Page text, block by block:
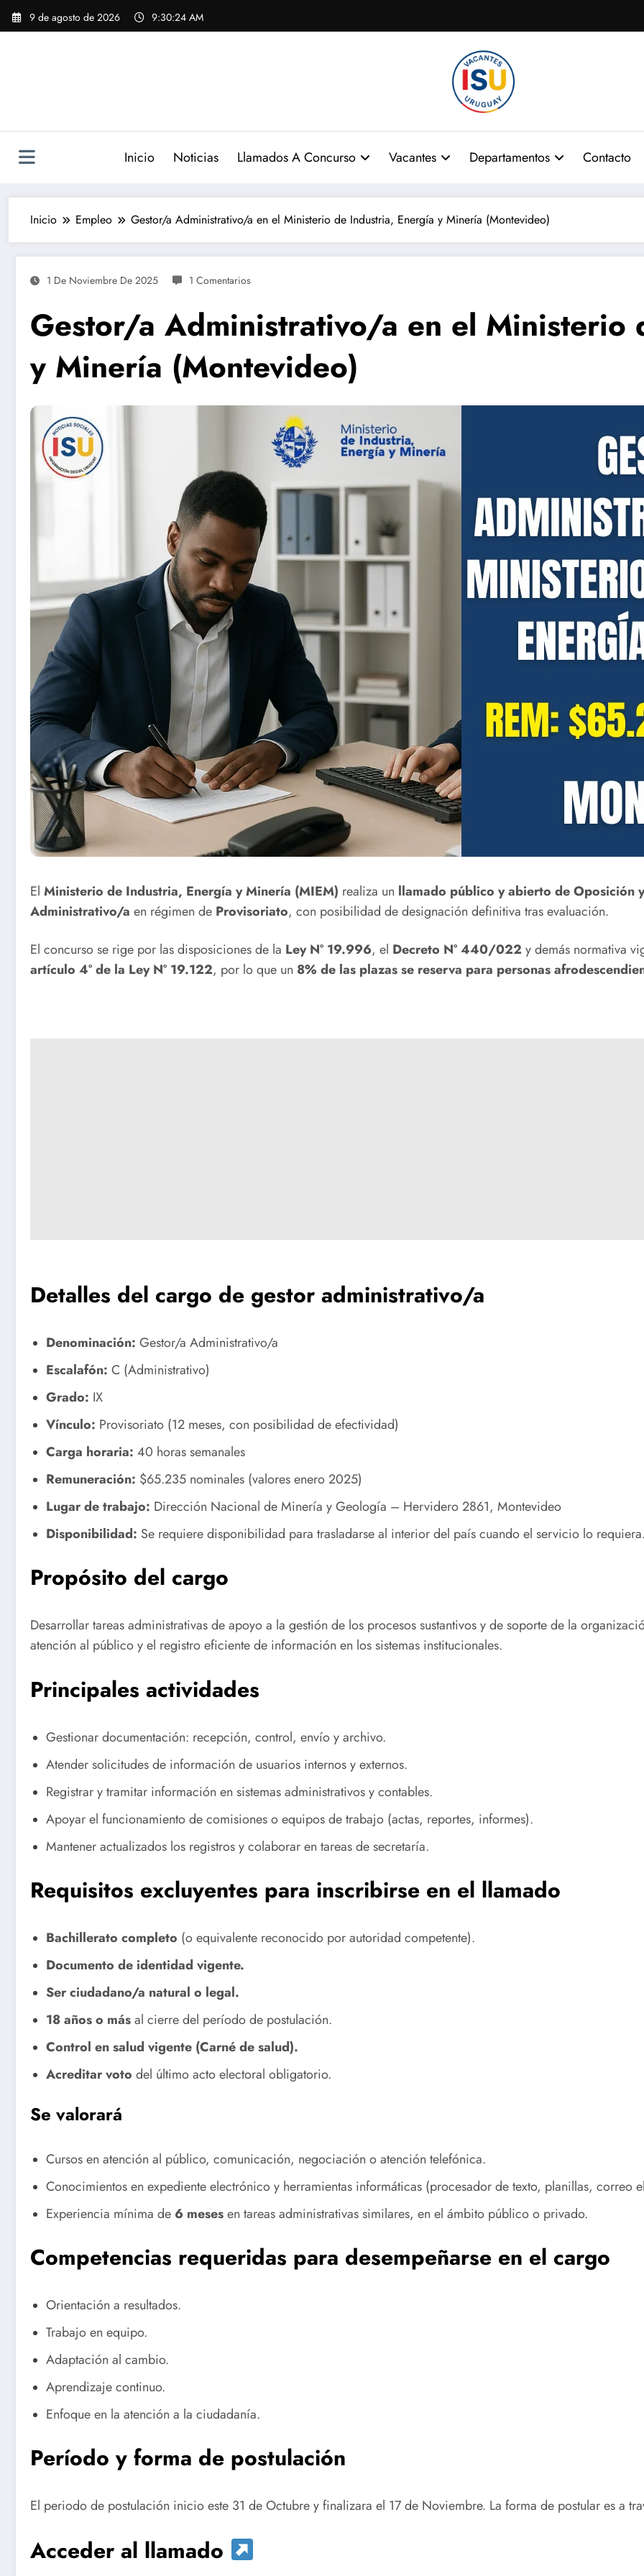
Saltar
9 de agosto de 2026 9:30:25 AM
Inicio Noticias Llamados A Concurso Vacantes Departamentos Contacto
Inicio Empleo Gestor/a Administrativo/a en el Ministerio de Industria, Energía y Minería (Montevideo)
1 De Noviembre De 2025 1 Comentarios
Gestor/a Administrativo/a en el Ministerio
y Minería (Montevideo)
El Ministerio de Industria, Energía y Minería (MIEM) realiza un llamado público y abierto de Oposición
Administrativo/a en régimen de Provisoriato, con posibilidad de designación definitiva tras evaluación.
El concurso se rige por las disposiciones de la Ley N° 19.996, el Decreto N° 440/022 y demás normativa
artículo 4° de la Ley N° 19.122, por lo que un 8% de las plazas se reserva para personas
Detalles del cargo de gestor administrativo/a
Denominación: Gestor/a Administrativo/a
Escalafón: C (Administrativo)
Grado: IX
Vínculo: Provisoriato (12 meses, con posibilidad de efectividad)
Carga horaria: 40 horas semanales
Remuneración: $65.235 nominales (valores enero 2025)
Lugar de trabajo: Dirección Nacional de Minería y Geología – Hervidero 2861, Montevideo
Disponibilidad: Se requiere disponibilidad para trasladarse al interior del país cuando el servicio lo
Propósito del cargo
Desarrollar tareas administrativas de apoyo a la gestión de los procesos sustantivos y de soporte de la
atención al público y el registro eficiente de información en los sistemas institucionales.
Principales actividades
Gestionar documentación: recepción, control, envío y archivo.
Atender solicitudes de información de usuarios internos y externos.
Registrar y tramitar información en sistemas administrativos y contables.
Apoyar el funcionamiento de comisiones o equipos de trabajo (actas, reportes, informes).
Mantener actualizados los registros y colaborar en tareas de secretaría.
Requisitos excluyentes para inscribirse en el llamado
Bachillerato completo (o equivalente reconocido por autoridad competente).
Documento de identidad vigente.
Ser ciudadano/a natural o legal.
18 años o másal cierre del período de postulación.
Control en salud vigente (Carné de salud).
Acreditar voto del último acto electoral obligatorio.
Se valorará
Cursos en atención al público, comunicación, negociación o atención telefónica.
Conocimientos en expediente electrónico y herramientas informáticas (procesador de texto, planillas, correo
Experiencia mínima de 6 mesesen tareas administrativas similares, en el ámbito público o privado.
Competencias requeridas para desempeñarse en el cargo
Orientación a resultados.
Trabajo en equipo.
Adaptación al cambio.
Aprendizaje continuo.
Enfoque en la atención a la ciudadanía.
Período y forma de postulación
El periodo de postulación inicio este 31 de Octubre y finalizara el 17 de Noviembre. La forma de postular es a
Acceder al llamado